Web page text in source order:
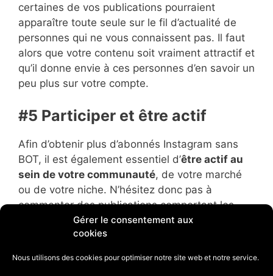
Gérer le consentement aux
cookies
Nous utilisons des cookies pour optimiser notre site web et notre service.
certaines de vos publications pourraient
apparaître toute seule sur le fil d’actualité de
personnes qui ne vous connaissent pas. Il faut
alors que votre contenu soit vraiment attractif et
qu’il donne envie à ces personnes d’en savoir un
peu plus sur votre compte.
#5 Participer et être actif
Afin d’obtenir plus d’abonnés Instagram sans
BOT, il est également essentiel d’être actif au
sein de votre communauté, de votre marché
ou de votre niche. N’hésitez donc pas à
commenter des publications comportant les
hashtags qui vous intéressent et intéressent
vos potentiels futurs abonnés.
Plus vous êtes actifs, plus vous serez